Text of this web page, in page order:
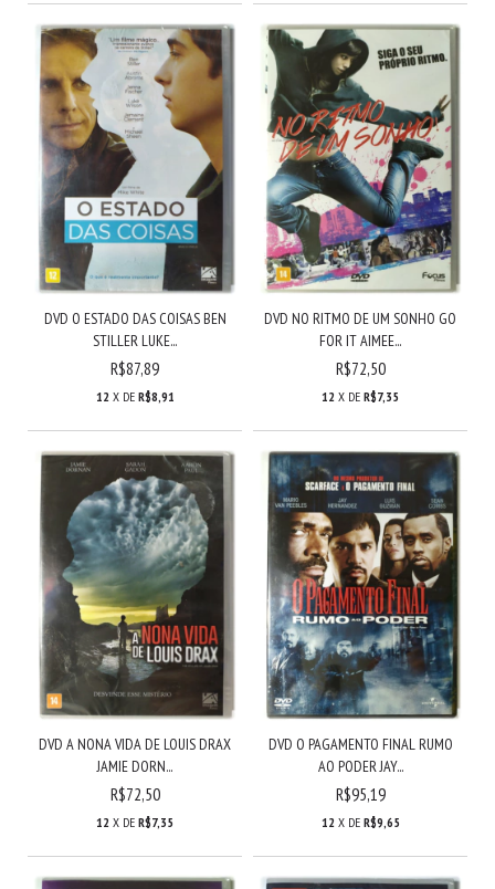
DVD O ESTADO DAS COISAS BEN
STILLER LUKE...
R$87,89
12 X DE R$8,91
DVD NO RITMO DE UM SONHO GO
FOR IT AIMEE...
R$72,50
12 X DE R$7,35
DVD A NONA VIDA DE LOUIS DRAX
JAMIE DORN...
R$72,50
12 X DE R$7,35
DVD O PAGAMENTO FINAL RUMO
AO PODER JAY...
R$95,19
12 X DE R$9,65